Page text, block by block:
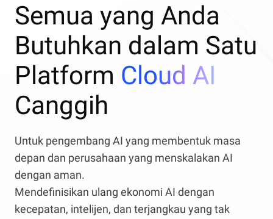
Semua yang Anda
Butuhkan dalam Satu
Platform Cloud AI
Canggih
Untuk pengembang AI yang membentuk masa
depan dan perusahaan yang menskalakan AI
dengan aman.
Mendefinisikan ulang ekonomi AI dengan
kecepatan, intelijen, dan terjangkau yang tak